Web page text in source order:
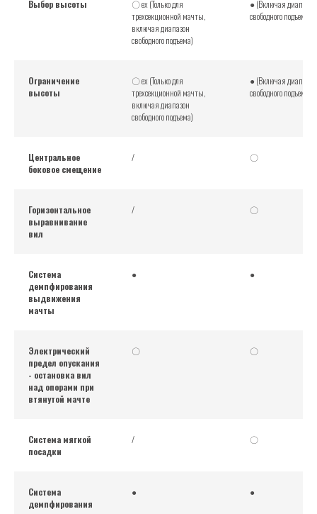
Выбор высоты
〇 ex (Только для
трехсекционной мачты,
включая диапазон
свободного подъема)
● (Включая диапазон
свободного подъема)
Ограничение
высоты
〇 ex (Только для
трехсекционной мачты,
включая диапазон
свободного подъема)
● (Включая диапазон
свободного подъема)
Центральное
боковое смещение
/ 〇
Горизонтальное
выравнивание
вил
/ 〇
Система
демпфирования
выдвижения
мачты
● ●
Электрический
предел опускания
- остановка вил
над опорами при
втянутой мачте
〇 〇
Система мягкой
посадки
/ 〇
Система
демпфирования
● ●